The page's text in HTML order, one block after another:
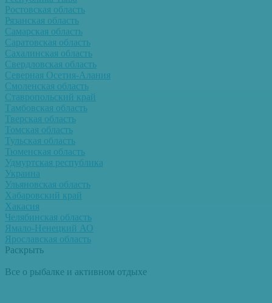
Ростовская область
Рязанская область
Самарская область
Саратовская область
Сахалинская область
Свердловская область
Северная Осетия-Алания
Смоленская область
Ставропольский край
Тамбовская область
Тверская область
Томская область
Тульская область
Тюменская область
Удмуртская республика
Украина
Ульяновская область
Хабаровский край
Хакасия
Челябинская область
Ямало-Ненецкий АО
Ярославская область
Раскрыть
Все о рыбалке и активном отдыхе